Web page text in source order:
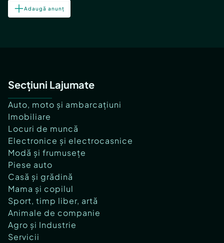
Adaugă anunț
Secțiuni Lajumate
Auto, moto și ambarcațiuni
Imobiliare
Locuri de muncă
Electronice și electrocasnice
Modă și frumusețe
Piese auto
Casă și grădină
Mama și copilul
Sport, timp liber, artă
Animale de companie
Agro și Industrie
Servicii